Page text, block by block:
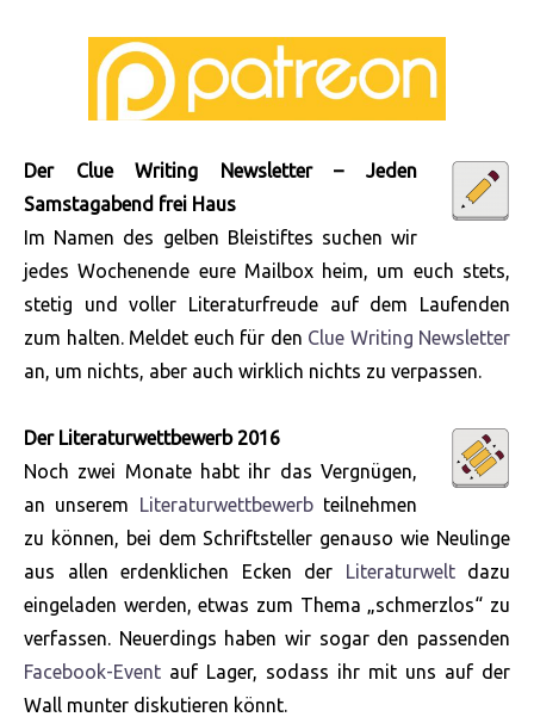
Der Clue Writing Newsletter – Jeden
Samstagabend frei Haus
Im Namen des gelben Bleistiftes suchen wir
jedes Wochenende eure Mailbox heim, um euch stets,
stetig und voller Literaturfreude auf dem Laufenden
zum halten. Meldet euch für den Clue Writing Newsletter
an, um nichts, aber auch wirklich nichts zu verpassen.
Der Literaturwettbewerb 2016
Noch zwei Monate habt ihr das Vergnügen,
an unserem Literaturwettbewerbteilnehmen
zu können, bei dem Schriftsteller genauso wie Neulinge
aus allen erdenklichen Ecken der Literaturweltdazu
eingeladen werden, etwas zum Thema „schmerzlos“ zu
verfassen. Neuerdings haben wir sogar den passenden
Facebook-Event auf Lager, sodass ihr mit uns auf der
Wall munter diskutieren könnt.